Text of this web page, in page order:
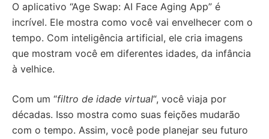
O aplicativo “Age Swap: AI Face Aging App” é
incrível. Ele mostra como você vai envelhecer com o
tempo. Com inteligência artificial, ele cria imagens
que mostram você em diferentes idades, da infância
à velhice.
Com um “filtro de idade virtual“, você viaja por
décadas. Isso mostra como suas feições mudarão
com o tempo. Assim, você pode planejar seu futuro